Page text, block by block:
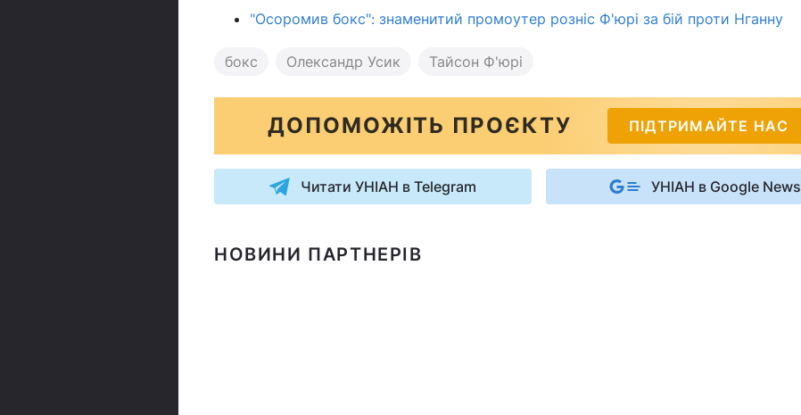
"Осоромив бокс": знаменитий промоутер розніс Ф'юрі за бій проти Нганну
бокс Олександр Усик Тайсон Ф'юрі
ДОПОМОЖІТЬ ПРОЄКТУ ПІДТРИМАЙТЕ НАС
Читати УНІАН в Telegram УНІАН в Google News
НОВИНИ ПАРТНЕРІВ